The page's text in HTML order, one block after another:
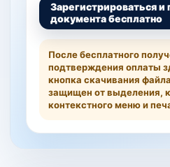
Зарегистрироваться и
документа бесплатно
После бесплатного
подтверждения оплаты
кнопка скачивания
защищен от выделения,
контекстного меню и